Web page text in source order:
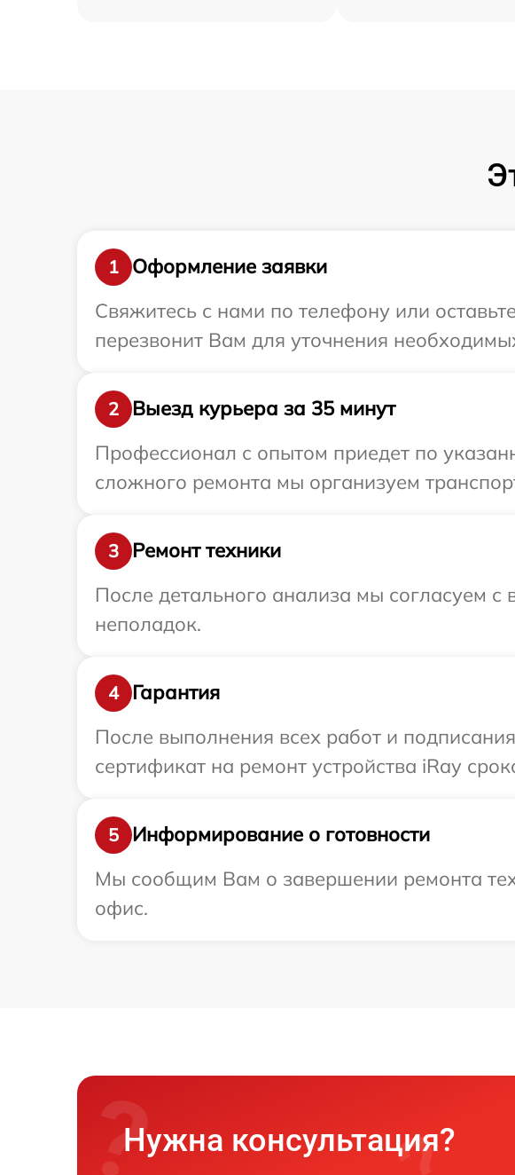
1
Оформление заявки
Свяжитесь с нами по телефону или
перезвонит Вам для уточнения
2
Выезд курьера за 35 минут
Профессионал с опытом приедет по
сложного ремонта мы организуем
3
Ремонт техники
После детального анализа мы согласуем с
неполадок.
4
Гарантия
После выполнения всех работ и
сертификат на ремонт устройства iRay
5
Информирование о готовности
Мы сообщим Вам о завершении ремонта
офис.
Нужна консультация?